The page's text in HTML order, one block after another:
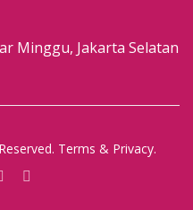
Minggu, Jakarta Selatan
Terms & Privacy.